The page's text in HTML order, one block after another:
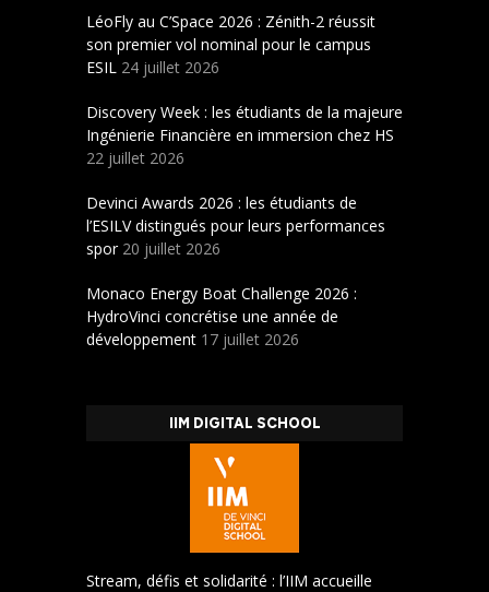
LéoFly au C’Space 2026 : Zénith-2 réussit
son premier vol nominal pour le campus
ESIL 24 juillet 2026
Discovery Week : les étudiants de la majeure
Ingénierie Financière en immersion chez HS
22 juillet 2026
Devinci Awards 2026 : les étudiants de
l’ESILV distingués pour leurs performances
spor 20 juillet 2026
Monaco Energy Boat Challenge 2026 :
HydroVinci concrétise une année de
développement 17 juillet 2026
IIM DIGITAL SCHOOL
Stream, défis et solidarité : l’IIM accueille